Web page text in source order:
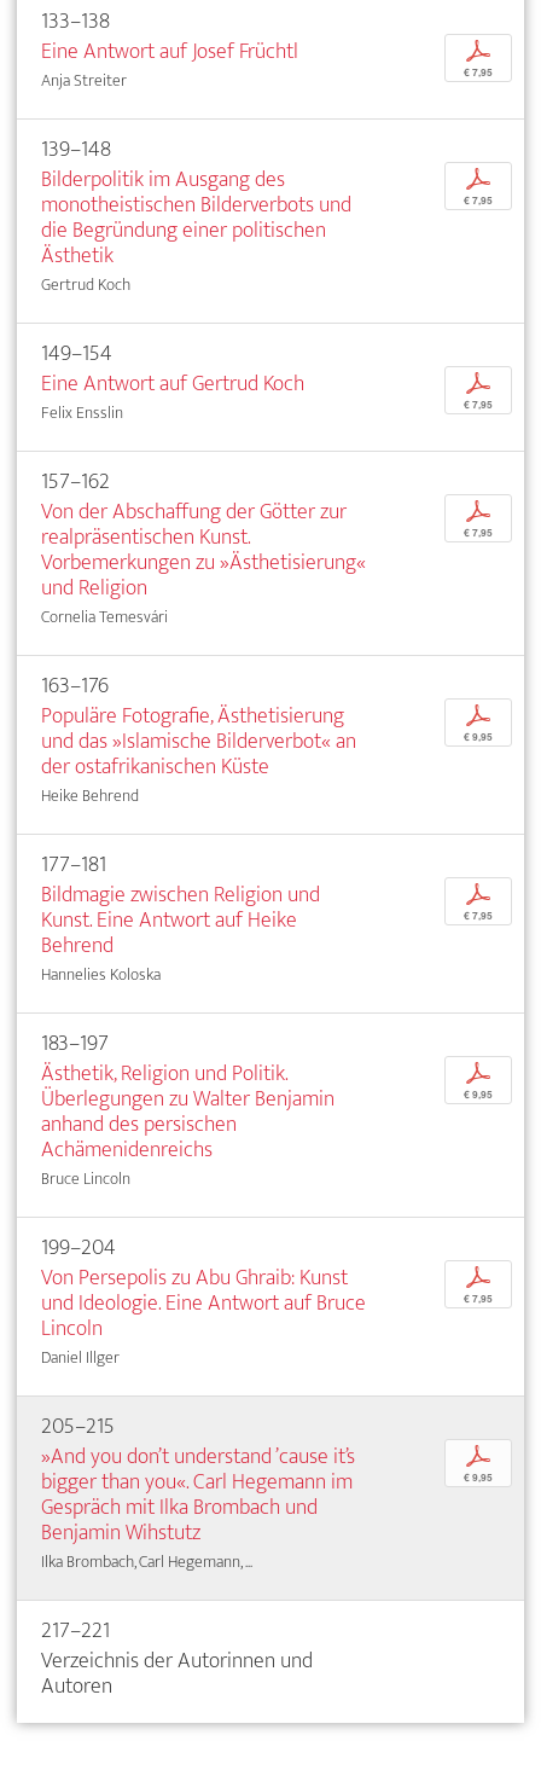
133–138
Eine Antwort auf Josef Früchtl
Anja Streiter
p
€ 7,95
139–148
Bilderpolitik im Ausgang des
monotheistischen Bilderverbots und
die Begründung einer politischen
Ästhetik
Gertrud Koch
p
€ 7,95
149–154
Eine Antwort auf Gertrud Koch
Felix Ensslin
p
€ 7,95
157–162
Von der Abschaffung der Götter zur
realpräsentischen Kunst.
Vorbemerkungen zu »Ästhetisierung«
und Religion
Cornelia Temesvári
p
€ 7,95
163–176
Populäre Fotografie, Ästhetisierung
und das »Islamische Bilderverbot« an
der ostafrikanischen Küste
Heike Behrend
p
€ 9,95
177–181
Bildmagie zwischen Religion und
Kunst. Eine Antwort auf Heike
Behrend
Hannelies Koloska
p
€ 7,95
183–197
Ästhetik, Religion und Politik.
Überlegungen zu Walter Benjamin
anhand des persischen
Achämenidenreichs
Bruce Lincoln
p
€ 9,95
199–204
Von Persepolis zu Abu Ghraib: Kunst
und Ideologie. Eine Antwort auf Bruce
Lincoln
Daniel Illger
p
€ 7,95
205–215
»And you don’t understand ’cause it’s
bigger than you«. Carl Hegemann im
Gespräch mit Ilka Brombach und
Benjamin Wihstutz
Ilka Brombach, Carl Hegemann, ...
p
€ 9,95
217–221
Verzeichnis der Autorinnen und
Autoren